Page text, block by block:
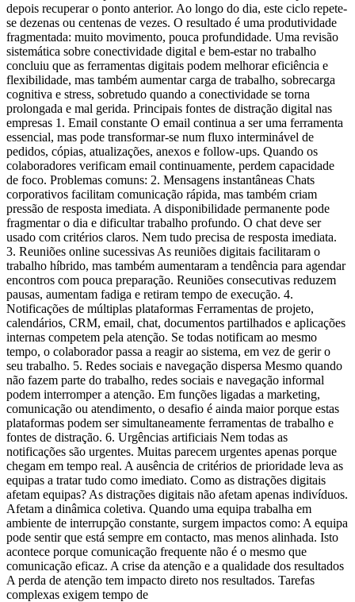
depois recuperar o ponto anterior. Ao longo do dia, este ciclo repete-
se dezenas ou centenas de vezes. O resultado é uma produtividade
fragmentada: muito movimento, pouca profundidade. Uma revisão
sistemática sobre conectividade digital e bem-estar no trabalho
concluiu que as ferramentas digitais podem melhorar eficiência e
flexibilidade, mas também aumentar carga de trabalho, sobrecarga
cognitiva e stress, sobretudo quando a conectividade se torna
prolongada e mal gerida. Principais fontes de distração digital nas
empresas 1. Email constante O email continua a ser uma ferramenta
essencial, mas pode transformar-se num fluxo interminável de
pedidos, cópias, atualizações, anexos e follow-ups. Quando os
colaboradores verificam email continuamente, perdem capacidade
de foco. Problemas comuns: 2. Mensagens instantâneas Chats
corporativos facilitam comunicação rápida, mas também criam
pressão de resposta imediata. A disponibilidade permanente pode
fragmentar o dia e dificultar trabalho profundo. O chat deve ser
usado com critérios claros. Nem tudo precisa de resposta imediata.
3. Reuniões online sucessivas As reuniões digitais facilitaram o
trabalho híbrido, mas também aumentaram a tendência para agendar
encontros com pouca preparação. Reuniões consecutivas reduzem
pausas, aumentam fadiga e retiram tempo de execução. 4.
Notificações de múltiplas plataformas Ferramentas de projeto,
calendários, CRM, email, chat, documentos partilhados e aplicações
internas competem pela atenção. Se todas notificam ao mesmo
tempo, o colaborador passa a reagir ao sistema, em vez de gerir o
seu trabalho. 5. Redes sociais e navegação dispersa Mesmo quando
não fazem parte do trabalho, redes sociais e navegação informal
podem interromper a atenção. Em funções ligadas a marketing,
comunicação ou atendimento, o desafio é ainda maior porque estas
plataformas podem ser simultaneamente ferramentas de trabalho e
fontes de distração. 6. Urgências artificiais Nem todas as
notificações são urgentes. Muitas parecem urgentes apenas porque
chegam em tempo real. A ausência de critérios de prioridade leva as
equipas a tratar tudo como imediato. Como as distrações digitais
afetam equipas? As distrações digitais não afetam apenas indivíduos.
Afetam a dinâmica coletiva. Quando uma equipa trabalha em
ambiente de interrupção constante, surgem impactos como: A equipa
pode sentir que está sempre em contacto, mas menos alinhada. Isto
acontece porque comunicação frequente não é o mesmo que
comunicação eficaz. A crise da atenção e a qualidade dos resultados
A perda de atenção tem impacto direto nos resultados. Tarefas
complexas exigem tempo de